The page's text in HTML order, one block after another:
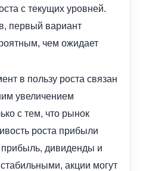
с текущих уровней.
первый вариант
чем ожидает
в пользу роста связан
увеличением
с тем, что рынок
роста прибыли
дивиденды и
акции могут